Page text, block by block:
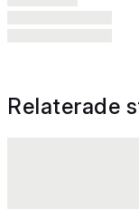
Relaterade